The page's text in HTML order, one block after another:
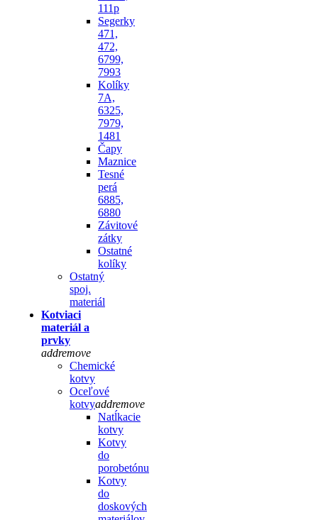
111p
Segerky
471,
472,
6799,
7993
Kolíky
7A,
6325,
7979,
1481
Čapy
Maznice
Tesné
perá
6885,
6880
Závitové
zátky
Ostatné
kolíky
Ostatný
spoj.
materiál
Kotviaci
materiál a
prvky
addremove
Chemické
kotvy
Oceľové
kotvyaddremove
Natĺkacie
kotvy
Kotvy
do
porobetónu
Kotvy
do
doskových